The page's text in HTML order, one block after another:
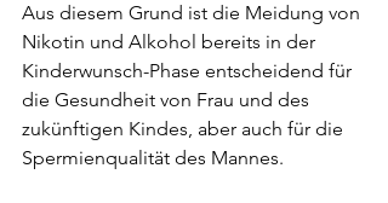
Aus diesem Grund ist die Meidung von
Nikotin und Alkohol bereits in der
Kinderwunsch-Phase entscheidend für
die Gesundheit von Frau und des
zukünftigen Kindes, aber auch für die
Spermienqualität des Mannes.